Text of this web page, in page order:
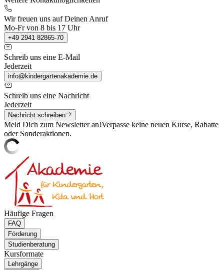
Wir freuen uns auf Deinen Anruf
Mo-Fr von 8 bis 17 Uhr
+49 2941 82865-70
Schreib uns eine E-Mail
Jederzeit
info@kindergartenakademie.de
Schreib uns eine Nachricht
Jederzeit
Nachricht schreiben
Meld Dich zum Newsletter an!Verpasse keine neuen Kurse, Rabatte
oder Sonderaktionen.
Häufige Fragen
FAQ
Förderung
Studienberatung
Kursformate
Lehrgänge